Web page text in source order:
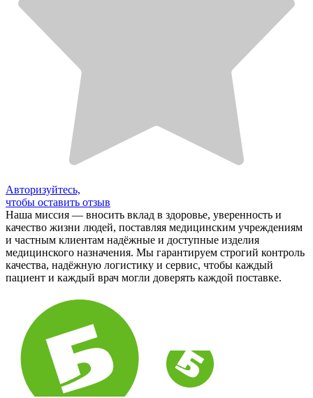
Авторизуйтесь,
чтобы оставить отзыв
Наша миссия — вносить вклад в здоровье, уверенность и
качество жизни людей, поставляя медицинским учреждениям
и частным клиентам надёжные и доступные изделия
медицинского назначения. Мы гарантируем строгий контроль
качества, надёжную логистику и сервис, чтобы каждый
пациент и каждый врач могли доверять каждой поставке.